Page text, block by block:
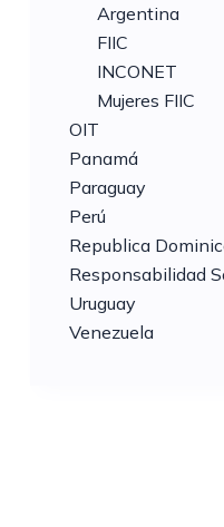
Argentina
FIIC
INCONET
Mujeres FIIC
OIT
Panamá
Paraguay
Perú
Republica
Responsabilidad
Uruguay
Venezuela